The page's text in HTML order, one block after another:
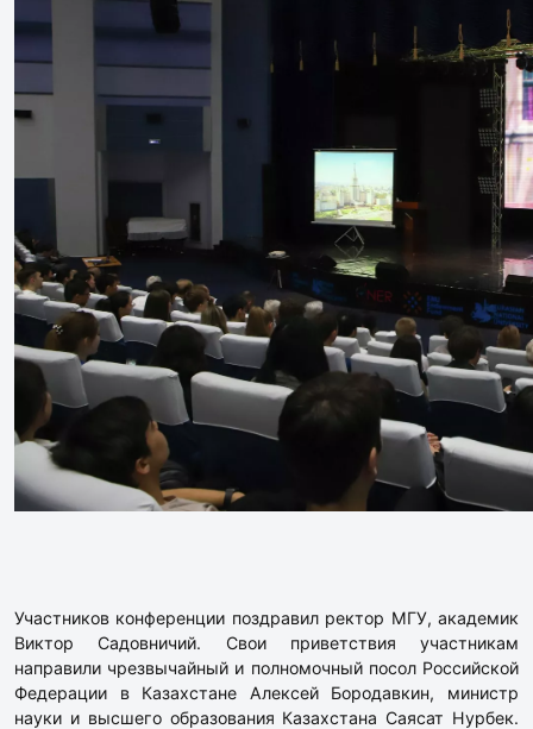
Участников конференции поздравил ректор МГУ, академик
Виктор Садовничий. Свои приветствия участникам
направили чрезвычайный и полномочный посол Российской
Федерации в Казахстане Алексей Бородавкин, министр
науки и высшего образования Казахстана Саясат Нурбек.